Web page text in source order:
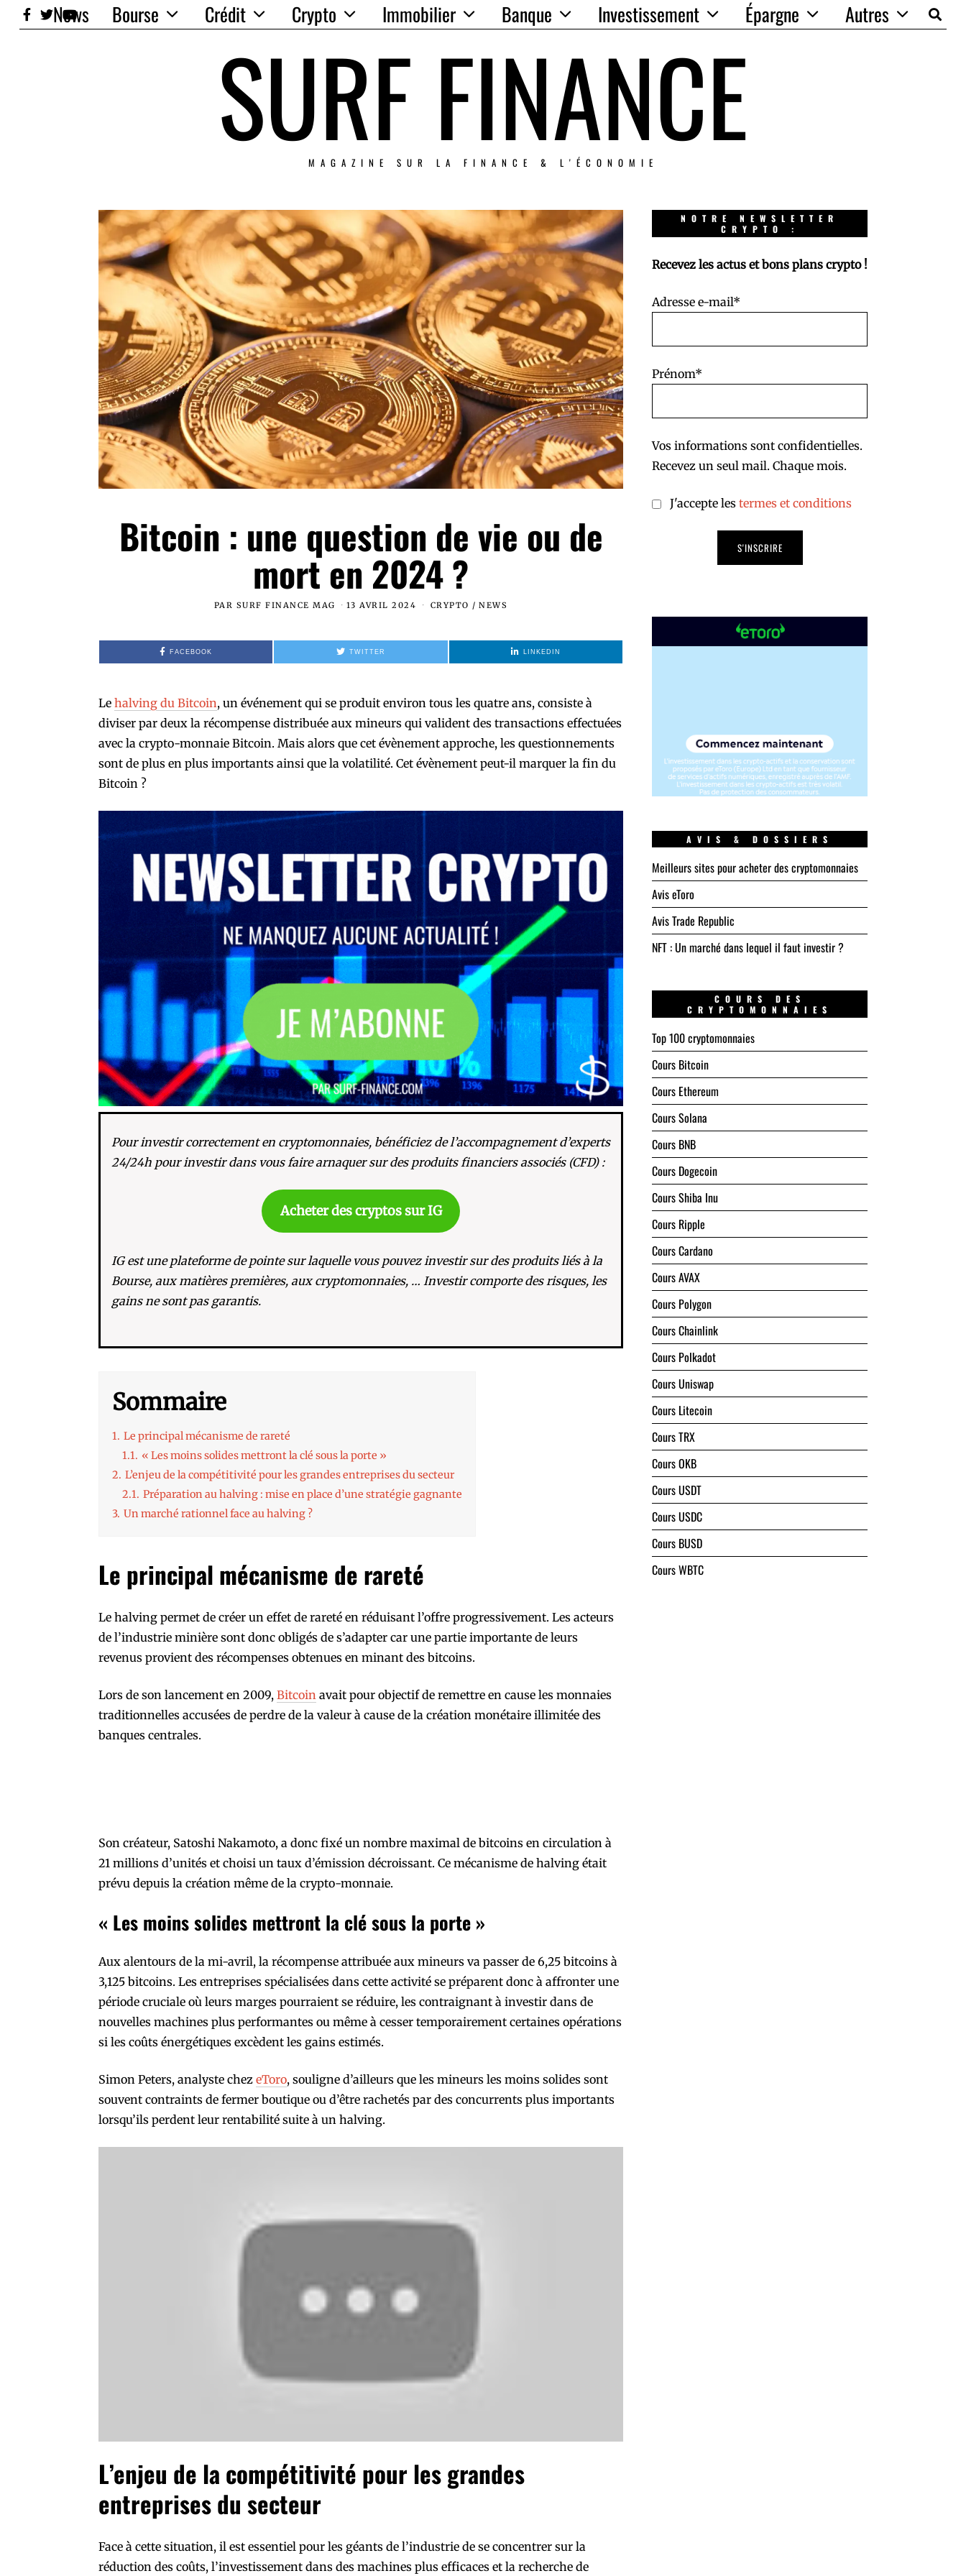
News Bourse Crédit Crypto Immobilier Banque Investissement Épargne Autres
SURF FINANCE
MAGAZINE SUR LA FINANCE & L'ÉCONOMIE
Bitcoin : une question de vie ou de
mort en 2024 ?
PAR SURF FINANCE MAG 13 AVRIL 2024 CRYPTO / NEWS
FACEBOOK TWITTER LINKEDIN
Le halving du Bitcoin, un événement qui se produit environ tous les quatre ans, consiste à
diviser par deux la récompense distribuée aux mineurs qui valident des transactions effectuées
avec la crypto-monnaie Bitcoin. Mais alors que cet évènement approche, les questionnements
sont de plus en plus importants ainsi que la volatilité. Cet évènement peut-il marquer la fin du
Bitcoin ?
Pour investir correctement en cryptomonnaies, bénéficiez de l’accompagnement d’experts
24/24h pour investir dans vous faire arnaquer sur des produits financiers associés (CFD) :
Acheter des cryptos sur IG
IG est une plateforme de pointe sur laquelle vous pouvez investir sur des produits liés à la
Bourse, aux matières premières, aux cryptomonnaies, … Investir comporte des risques, les
gains ne sont pas garantis.
Sommaire
1. Le principal mécanisme de rareté
1.1. « Les moins solides mettront la clé sous la porte »
2. L’enjeu de la compétitivité pour les grandes entreprises du secteur
2.1. Préparation au halving : mise en place d’une stratégie gagnante
3. Un marché rationnel face au halving ?
Le principal mécanisme de rareté
Le halving permet de créer un effet de rareté en réduisant l’offre progressivement. Les acteurs
de l’industrie minière sont donc obligés de s’adapter car une partie importante de leurs
revenus provient des récompenses obtenues en minant des bitcoins.
Lors de son lancement en 2009, Bitcoin avait pour objectif de remettre en cause les monnaies
traditionnelles accusées de perdre de la valeur à cause de la création monétaire illimitée des
banques centrales.
Son créateur, Satoshi Nakamoto, a donc fixé un nombre maximal de bitcoins en circulation à
21 millions d’unités et choisi un taux d’émission décroissant. Ce mécanisme de halving était
prévu depuis la création même de la crypto-monnaie.
« Les moins solides mettront la clé sous la porte »
Aux alentours de la mi-avril, la récompense attribuée aux mineurs va passer de 6,25 bitcoins à
3,125 bitcoins. Les entreprises spécialisées dans cette activité se préparent donc à affronter une
période cruciale où leurs marges pourraient se réduire, les contraignant à investir dans de
nouvelles machines plus performantes ou même à cesser temporairement certaines opérations
si les coûts énergétiques excèdent les gains estimés.
Simon Peters, analyste chez eToro, souligne d’ailleurs que les mineurs les moins solides sont
souvent contraints de fermer boutique ou d’être rachetés par des concurrents plus importants
lorsqu’ils perdent leur rentabilité suite à un halving.
L’enjeu de la compétitivité pour les grandes
entreprises du secteur
Face à cette situation, il est essentiel pour les géants de l’industrie de se concentrer sur la
réduction des coûts, l’investissement dans des machines plus efficaces et la recherche de
NOTRE NEWSLETTER
CRYPTO :
Recevez les actus et bons plans crypto !
Adresse e-mail*
Prénom*
Vos informations sont confidentielles.
Recevez un seul mail. Chaque mois.
J'accepte les termes et conditions
AVIS & DOSSIERS
Meilleurs sites pour acheter des cryptomonnaies
Avis eToro
Avis Trade Republic
NFT : Un marché dans lequel il faut investir ?
COURS DES
CRYPTOMONNAIES
Top 100 cryptomonnaies
Cours Bitcoin
Cours Ethereum
Cours Solana
Cours BNB
Cours Dogecoin
Cours Shiba Inu
Cours Ripple
Cours Cardano
Cours AVAX
Cours Polygon
Cours Chainlink
Cours Polkadot
Cours Uniswap
Cours Litecoin
Cours TRX
Cours OKB
Cours USDT
Cours USDC
Cours BUSD
Cours WBTC